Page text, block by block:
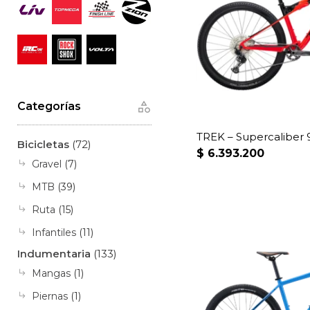
TREK – Supercaliber
$ 6.393.200
Categorías
Bicicletas (72)
Gravel (7)
MTB (39)
Ruta (15)
Infantiles (11)
Indumentaria (133)
Mangas (1)
Piernas (1)